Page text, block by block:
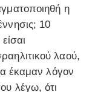
η
10
λαού,
έκαμαν λόγον
λέγω, ότι